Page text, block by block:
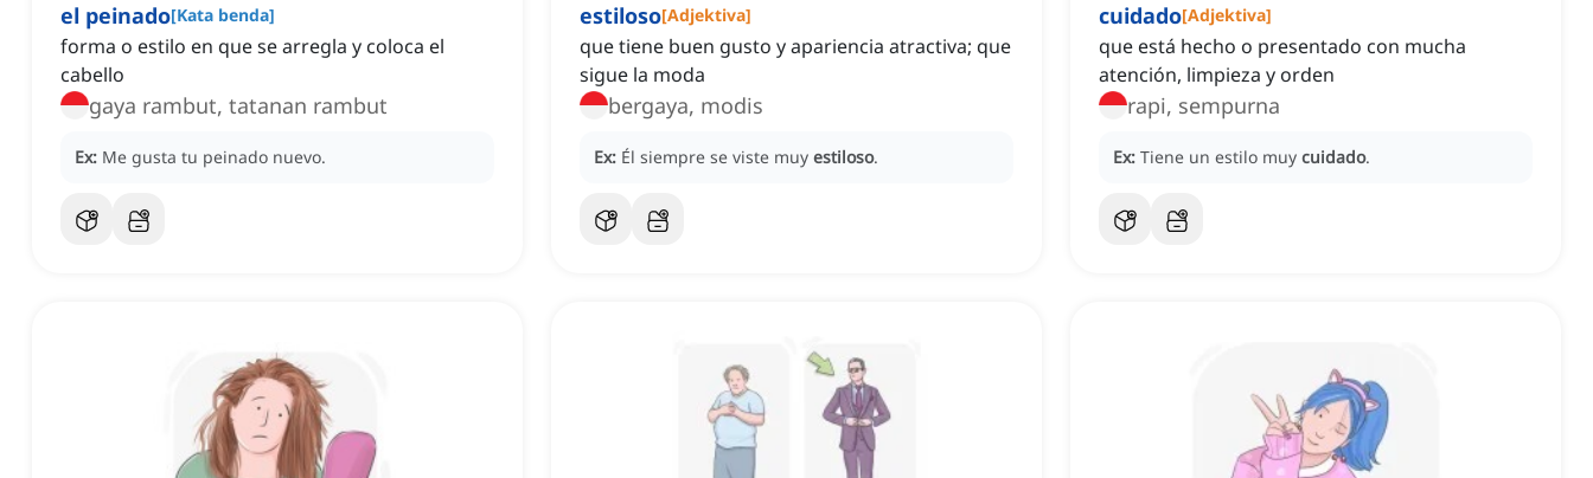
el peinado[Kata benda]
forma o estilo en que se arregla y coloca el
cabello
gaya rambut, tatanan rambut
Ex: Me gusta tu peinado nuevo.
estiloso[Adjektiva]
que tiene buen gusto y apariencia atractiva; que
sigue la moda
bergaya, modis
Ex: Él siempre se viste muy estiloso.
cuidado[Adjektiva]
que está hecho o presentado con mucha
atención, limpieza y orden
rapi, sempurna
Ex: Tiene un estilo muy cuidado.